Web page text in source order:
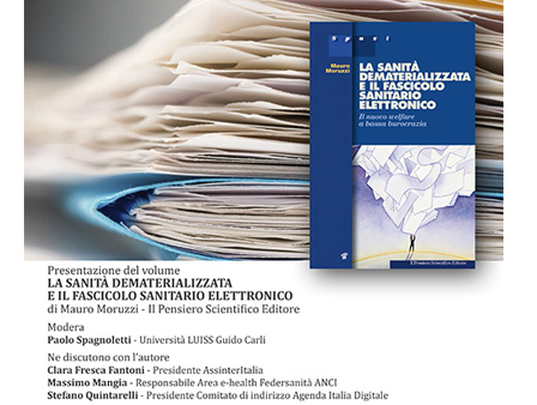
Campus & Hub:
Milano
Belluno
Amsterdam
Dubai
Luiss.it Alumni